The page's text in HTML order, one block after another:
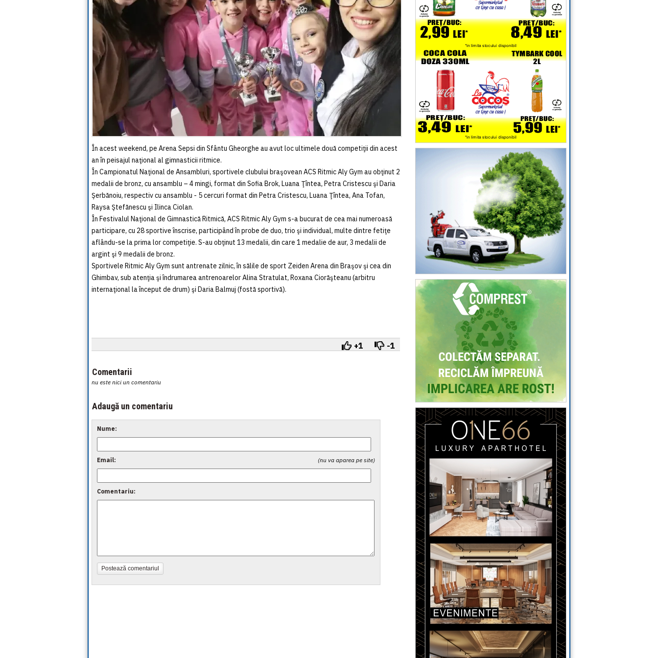
În acest weekend, pe Arena Sepsi din Sfântu Gheorghe au avut loc ultimele două competiţii din acest
an în peisajul naţional al gimnasticii ritmice.
În Campionatul Naţional de Ansambluri, sportivele clubului braşovean ACS Ritmic Aly Gym au obţinut 2
medalii de bronz, cu ansamblu – 4 mingi, format din Sofia Brok, Luana Ţîntea, Petra Cristescu şi Daria
Şerbănoiu, respectiv cu ansamblu - 5 cercuri format din Petra Cristescu, Luana Ţîntea, Ana Tofan,
Raysa Ştefănescu şi Ilinca Ciolan.
În Festivalul Naţional de Gimnastică Ritmică, ACS Ritmic Aly Gym s-a bucurat de cea mai numeroasă
participare, cu 28 sportive înscrise, participând în probe de duo, trio şi individual, multe dintre fetiţe
aflându-se la prima lor competiţie. S-au obţinut 13 medalii, din care 1 medalie de aur, 3 medalii de
argint şi 9 medalii de bronz.
Sportivele Ritmic Aly Gym sunt antrenate zilnic, în sălile de sport Zeiden Arena din Braşov şi cea din
Ghimbav, sub atenţia şi îndrumarea antrenoarelor Alina Stratulat, Roxana Ciorăşteanu (arbitru
internaţional la început de drum) şi Daria Balmuj (fostă sportivă).
+1 -1
Comentarii
nu este nici un comentariu
Adaugă un comentariu
Nume:
(nu va aparea pe site)
Email:
Comentariu:
Postează comentariul